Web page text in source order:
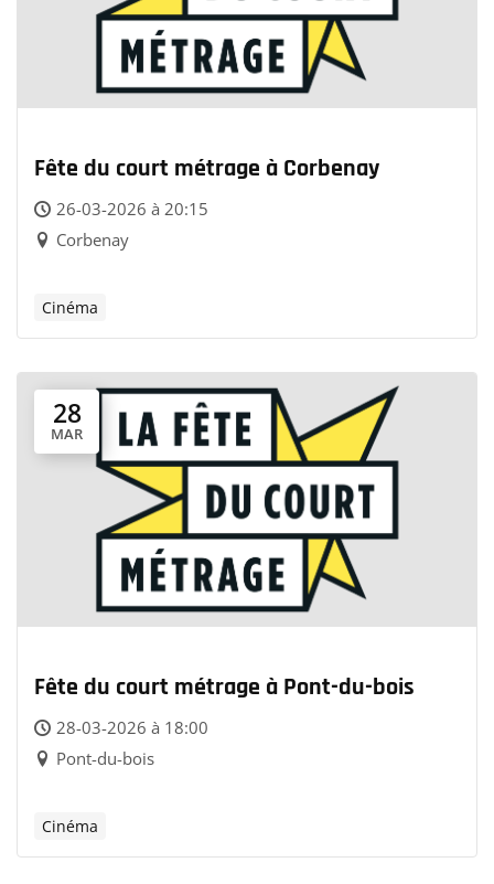
Fête du court métrage à Corbenay
26-03-2026 à 20:15
Corbenay
Cinéma
28
MAR
Fête du court métrage à Pont-du-bois
28-03-2026 à 18:00
Pont-du-bois
Cinéma